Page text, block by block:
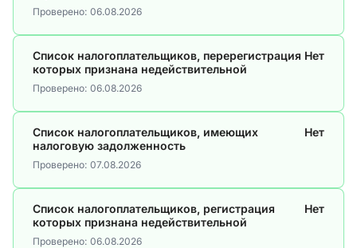
Проверено: 06.08.2026
Список налогоплательщиков, перерегистрация
которых признана недействительной
Нет
Проверено: 06.08.2026
Список налогоплательщиков, имеющих
налоговую задолженность
Нет
Проверено: 07.08.2026
Список налогоплательщиков, регистрация
которых признана недействительной
Нет
Проверено: 06.08.2026